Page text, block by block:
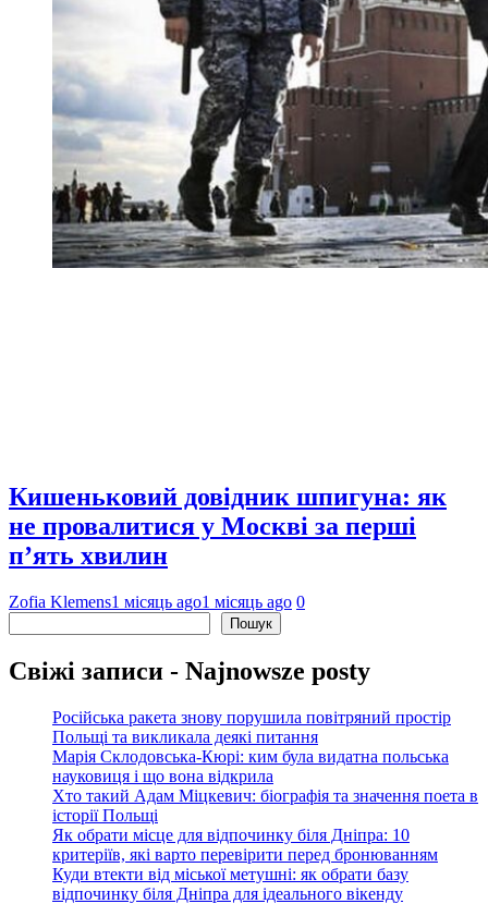
Кишеньковий довідник шпигуна: як
не провалитися у Москві за перші
п’ять хвилин
Zofia Klemens1 місяць ago1 місяць ago 0
Пошук
Свіжі записи - Najnowsze posty
Російська ракета знову порушила повітряний простір
Польщі та викликала деякі питання
Марія Склодовська-Кюрі: ким була видатна польська
науковиця і що вона відкрила
Хто такий Адам Міцкевич: біографія та значення поета в
історії Польщі
Як обрати місце для відпочинку біля Дніпра: 10
критеріїв, які варто перевірити перед бронюванням
Куди втекти від міської метушні: як обрати базу
відпочинку біля Дніпра для ідеального вікенду